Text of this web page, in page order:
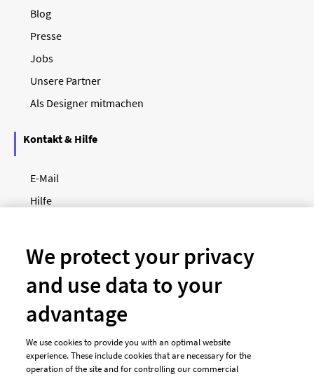
Blog
Presse
Jobs
Unsere Partner
Als Designer mitmachen
Kontakt & Hilfe
E-Mail
Hilfe
Unsere Zahlungsarten
We protect your privacy
and use data to your
advantage
We use cookies to provide you with an optimal website
experience. These include cookies that are necessary for the
operation of the site and for controlling our commercial